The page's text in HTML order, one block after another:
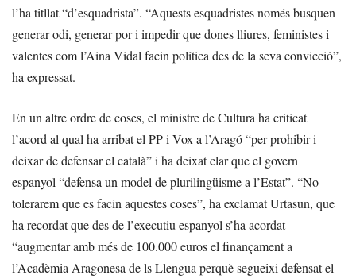
l’ha titllat “d’esquadrista”. “Aquests esquadristes només busquen
generar odi, generar por i impedir que dones lliures, feministes i
valentes com l’Aina Vidal facin política des de la seva convicció”,
ha expressat.
En un altre ordre de coses, el ministre de Cultura ha criticat
l’acord al qual ha arribat el PP i Vox a l’Aragó “per prohibir i
deixar de defensar el català” i ha deixat clar que el govern
espanyol “defensa un model de plurilingüisme a l’Estat”. “No
tolerarem que es facin aquestes coses”, ha exclamat Urtasun, que
ha recordat que des de l’executiu espanyol s’ha acordat
“augmentar amb més de 100.000 euros el finançament a
l’Acadèmia Aragonesa de ls Llengua perquè segueixi defensat el